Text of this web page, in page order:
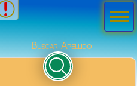
Buscar Apellido
Men
ú